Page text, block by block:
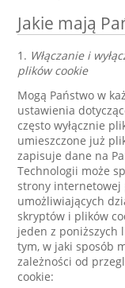
Jakie mają
1. Włączanie i
plików cookie
Mogą Państwo w
ustawienia
często wyłącznie
umieszczone już
zapisuje dane na
Technologii może
strony internetowej
umożliwiających
skryptów i plików
jeden z poniższych
tym, w jaki sposób
zależności od
cookie: